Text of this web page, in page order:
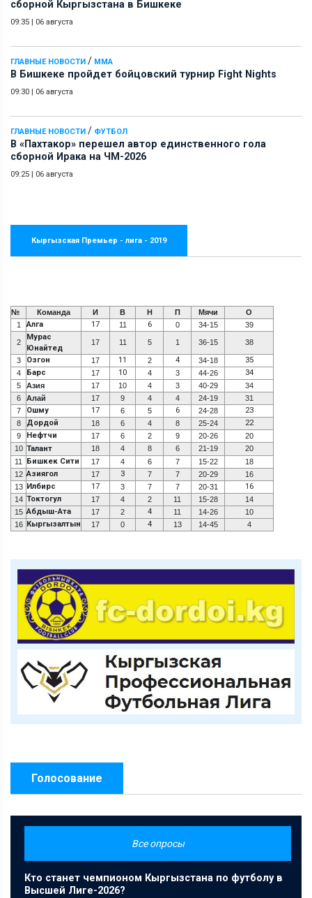
сборной Кыргызстана в Бишкеке
09:35 | 06 августа
ГЛАВНЫЕ НОВОСТИ / ММА
В Бишкеке пройдет бойцовский турнир Fight Nights
09:30 | 06 августа
ГЛАВНЫЕ НОВОСТИ / ФУТБОЛ
В «Пахтакор» перешел автор единственного гола
сборной Ирака на ЧМ-2026
09:25 | 06 августа
Кыргызская Премьер - лига - 2019
№ Команда И В Н П Мячи
О
1
Алга 17 11 6 0 34-15 39
2
Мурас
Юнайтед
17 11 5 1 36-15 38
3 Озгон 17 11 2 4 34-18 35
4 Барс 17 10 4 3 44-26 34
5 Азия 17 10 4 3 40-29
34
6
Алай 17 9 4 4 24-19
31
7
Ошму 17 6 5 6 24-28 23
8 Дордой 18 6 4 8 25-24 22
9 Нефтчи 17 6 2 9 20-26
20
10 Талант 18 4 8 6 21-19
20
11
Бишкек Сити 17 4 6 7 15-22
18
12 Азиягол 17 3 7 7 20-29
16
13 Илбирс 17 3 7 7 20-31 16
14 Токтогул 17 4 2 11 15-28
14
15 Абдыш-Ата 17 2 4 11 14-26
10
16 Кыргызалтын 17 0 4 13 14-45 4
Голосование
Все опросы
Кто станет чемпионом Кыргызстана по футболу в
Высшей Лиге-2026?